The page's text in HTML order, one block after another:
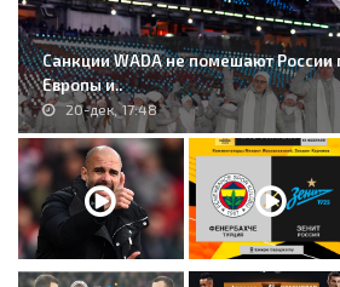
Санкции WADA не помешают России
Европы и..
20-дек, 17:48